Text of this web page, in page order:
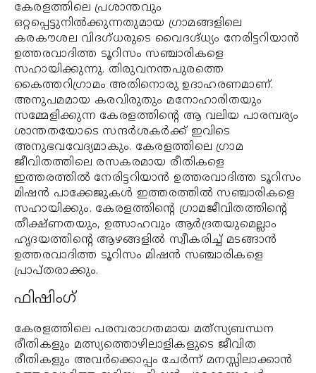
കേരളത്തിലെ പ്രശാന്തവും
ഒറ്റപ്പെട്ടുനില്‍ക്കുന്നതുമായ ഗ്രാമങ്ങളിലെ
കരകൗശല വിദഗ്ധരുടെ വൈദഗ്ദ്ധ്യം നേരിട്ടറിയാന്‍
ഉത്തരവാദിത്ത ടൂറിസം സഞ്ചാരികളെ
സഹായിക്കുന്നു. തിരുവനന്തപുരത്തെ
കൈത്തറിഗ്രാമം അതിനൊരു ഉദാഹരണമാണ്.
അനുപമമായ കരവിരുതും മനോഹാരിതയും
സമ്മേളിക്കുന്ന കേരളത്തിന്റെ ആ വലിയ പാരമ്പര്യം
ശാന്തതയോടെ സന്ദര്‍ശകര്‍ക്ക് ഇവിടെ
അനുഭവവേദ്യമാകും. കേരളത്തിലെ ഗ്രാമ
ജീവിതത്തിലെ രസകരമായ രീതികളെ
ഇത്തരത്തില്‍ നേരിട്ടറിയാന്‍ ഉത്തരവാദിത്ത ടൂറിസം
മിഷന്‍ പാക്കേജുകള്‍ ഇത്തരത്തില്‍ സഞ്ചാരികളെ
സഹായിക്കും. കേരളത്തിന്റെ ഗ്രാമജീവിതത്തിന്റെ
തീക്ഷ്ണതയും, ഉത്സാഹവും ആര്‍ദ്രതയുമെല്ലാം
ഹൃദയത്തിന്റെ ആഴങ്ങളില്‍ സ്വീകരിച്ച് മടങ്ങാന്‍
ഉത്തരവാദിത്ത ടൂറിസം മിഷന്‍ സഞ്ചാരികളെ
പ്രാപ്തരാക്കും.
ഫിഷിംഗ്
കേരളത്തിലെ പരമ്പരാഗതമായ മത്‌സ്യബന്ധന
രീതികളും മത്സ്യത്തൊഴിലാളികളുടെ ജീവിത
രീതികളും അവര്‍ക്കൊപ്പം ചേര്‍ന്ന് മനസ്സിലാക്കാന്‍